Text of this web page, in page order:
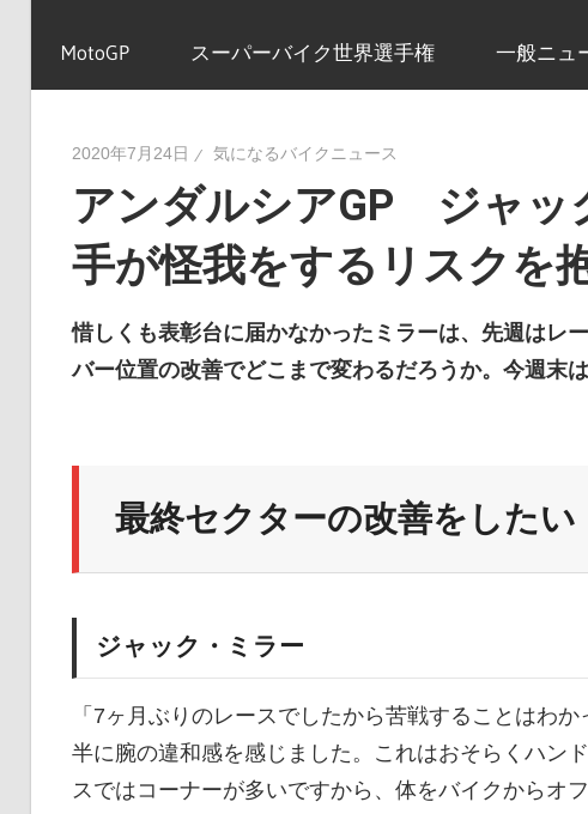
イ
ニ
ュ
ス
MotoGP スーパーバイク世界選手権 一般ニュ
2020年7月24日 気になるバイクニュース
アンダルシアGP ジャッ
手が怪我をするリスクを
惜しくも表彰台に届かなかったミラーは、先週はレ
バー位置の改善でどこまで変わるだろうか。今週末
最終セクターの改善をしたい
ジャック・ミラー
「7ヶ月ぶりのレースでしたから苦戦することはわ
半に腕の違和感を感じました。これはおそらくハン
スではコーナーが多いですから、体をバイクからオ